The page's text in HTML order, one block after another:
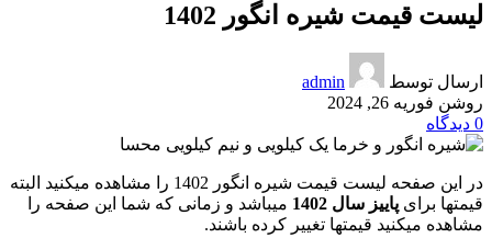
لیست قیمت شیره انگور 1402
ارسال توسط
admin
روشن فوریه 26, 2024
0 دیدگاه
در این صفحه لیست قیمت شیره انگور 1402 را مشاهده میکنید البته
قیمتها برای پاییز سال 1402
میباشد و زمانی که شما این صفحه را
مشاهده میکنید قیمتها تغییر کرده باشند.